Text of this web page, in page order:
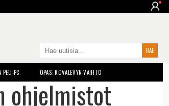
PELI-PC OPAS: KOVALEVYN VAIHTO
ohjelmistot